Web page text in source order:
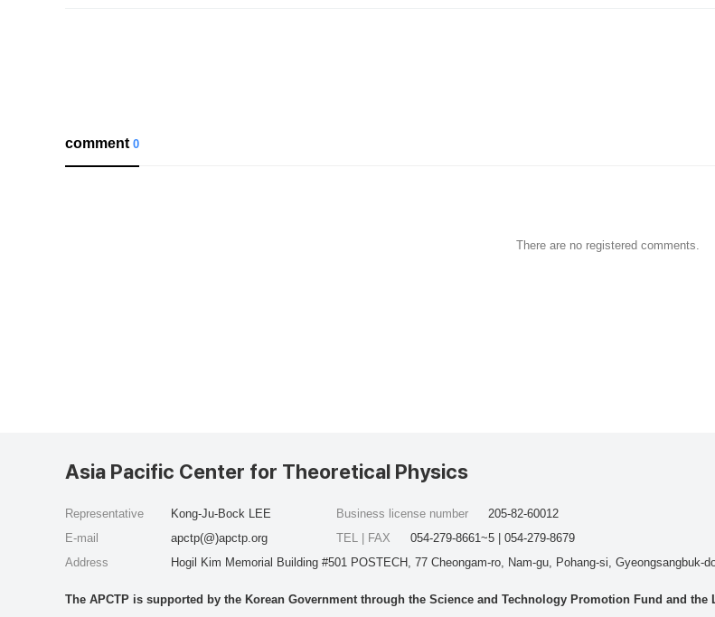
comment0
There are no registered comments.
Asia Pacific Center for Theoretical Physics
Representative
Kong-Ju-Bock LEE
E-mail
apctp(@)apctp.org
Address
Hogil Kim Memorial Building #501 POSTECH, 77 Cheongam-ro, Nam-gu, Pohang-si, Gyeongsangbuk-
Business license number
205-82-60012
TEL | FAX
054-279-8661~5 | 054-279-8679
The APCTP is supported by the Korean Government through the Science and Technology Promotion Fund and